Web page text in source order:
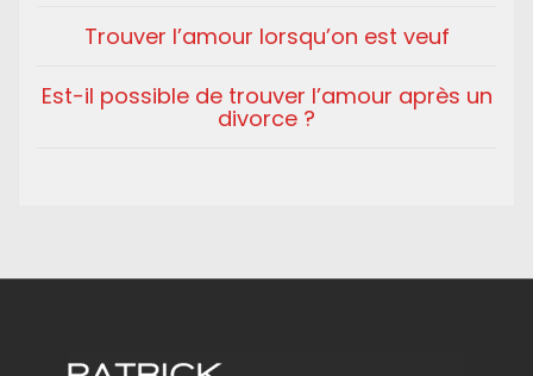
Trouver l’amour lorsqu’on est veuf
Est-il possible de trouver l’amour après un
divorce ?